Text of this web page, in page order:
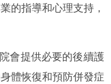
的指導和心理支持，
會提供必要的後續護
體恢復和預防併發症